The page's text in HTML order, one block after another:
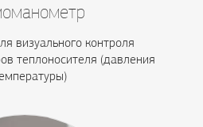
визуального контроля
теплоносителя (давления